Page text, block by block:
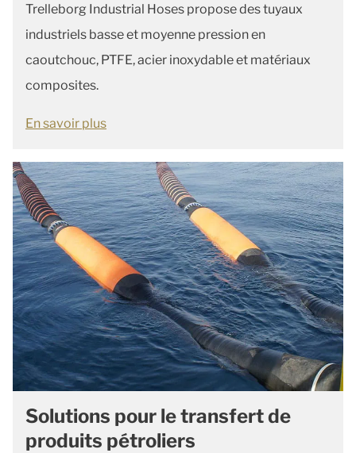
Trelleborg Industrial Hoses propose des tuyaux
industriels basse et moyenne pression en
caoutchouc, PTFE, acier inoxydable et matériaux
composites.
En savoir plus
Solutions pour le transfert de
produits pétroliers